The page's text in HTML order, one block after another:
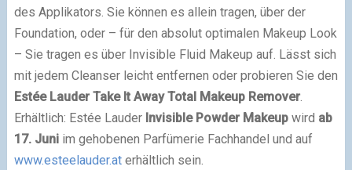
des Applikators. Sie können es allein tragen, über der
Foundation, oder – für den absolut optimalen Makeup Look
– Sie tragen es über Invisible Fluid Makeup auf. Lässt sich
mit jedem Cleanser leicht entfernen oder probieren Sie den
Estée Lauder Take It Away Total Makeup Remover.
Erhältlich: Estée Lauder Invisible Powder Makeup wird ab
17. Juniim gehobenen Parfümerie Fachhandel und auf
www.esteelauder.aterhältlich sein.